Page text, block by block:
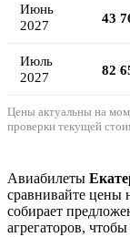
Июнь
2027
43
Июль
2027
82
Цены актуальны на
проверки текущей
Авиабилеты
сравнивайте цены
собирает
агрегаторов,